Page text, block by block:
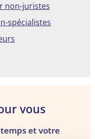
non-juristes
spécialistes
vous
et votre